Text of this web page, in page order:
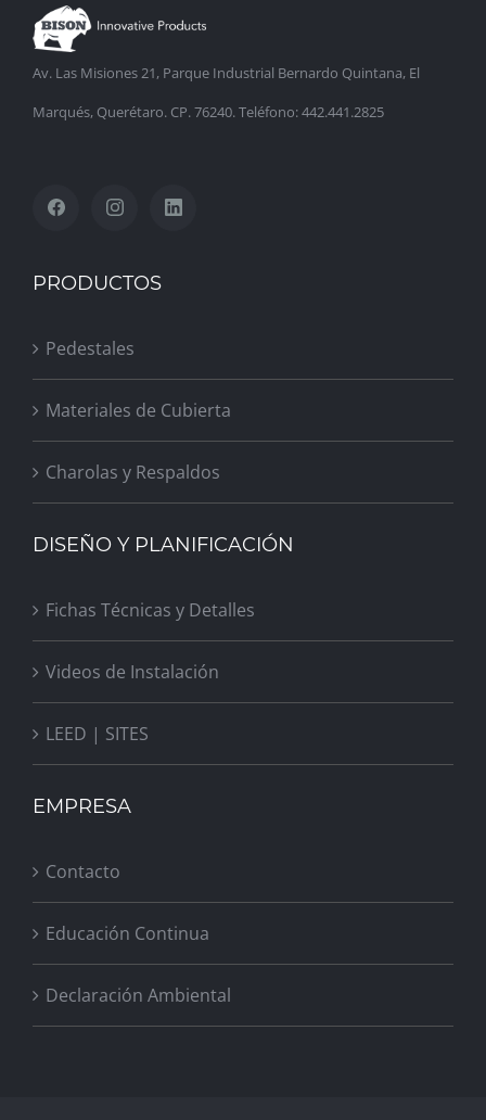
Av. Las Misiones 21, Parque Industrial Bernardo Quintana, El
Marqués, Querétaro. CP. 76240. Teléfono: 442.441.2825
PRODUCTOS
Pedestales
Materiales de Cubierta
Charolas y Respaldos
DISEÑO Y PLANIFICACIÓN
Fichas Técnicas y Detalles
Videos de Instalación
LEED | SITES
EMPRESA
Contacto
Educación Continua
Declaración Ambiental